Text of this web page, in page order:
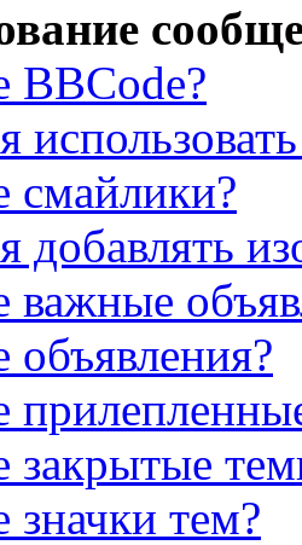
BBCode?
смайлики?
добавлять
важные
объявления?
закрытые
значки тем?